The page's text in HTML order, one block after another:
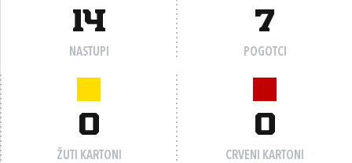
14
NASTUPI
7
POGOTCI
0
ŽUTI KARTONI
0
CRVENI KARTONI